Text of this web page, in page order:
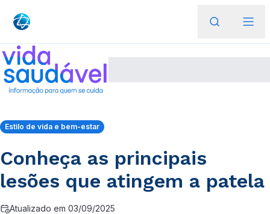
Estilo de vida e bem-estar
Conheça as principais
lesões que atingem a patela
Atualizado em 03/09/2025